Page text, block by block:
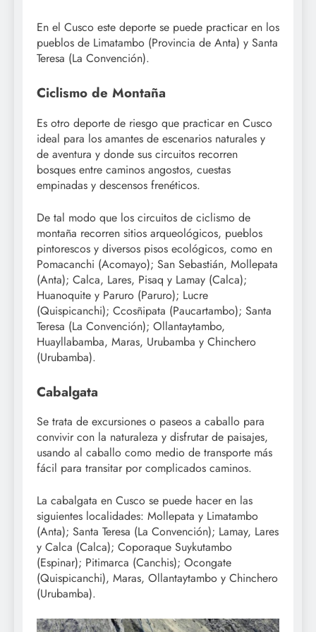
En el Cusco este deporte se puede practicar en los
pueblos de Limatambo (Provincia de Anta) y Santa
Teresa (La Convención).
Ciclismo de Montaña
Es otro deporte de riesgo que practicar en Cusco
ideal para los amantes de escenarios naturales y
de aventura y donde sus circuitos recorren
bosques entre caminos angostos, cuestas
empinadas y descensos frenéticos.
De tal modo que los circuitos de ciclismo de
montaña recorren sitios arqueológicos, pueblos
pintorescos y diversos pisos ecológicos, como en
Pomacanchi (Acomayo); San Sebastián, Mollepata
(Anta); Calca, Lares, Pisaq y Lamay (Calca);
Huanoquite y Paruro (Paruro); Lucre
(Quispicanchi); Ccosñipata (Paucartambo); Santa
Teresa (La Convención); Ollantaytambo,
Huayllabamba, Maras, Urubamba y Chinchero
(Urubamba).
Cabalgata
Se trata de excursiones o paseos a caballo para
convivir con la naturaleza y disfrutar de paisajes,
usando al caballo como medio de transporte más
fácil para transitar por complicados caminos.
La cabalgata en Cusco se puede hacer en las
siguientes localidades: Mollepata y Limatambo
(Anta); Santa Teresa (La Convención); Lamay, Lares
y Calca (Calca); Coporaque Suykutambo
(Espinar); Pitimarca (Canchis); Ocongate
(Quispicanchi), Maras, Ollantaytambo y Chinchero
(Urubamba).